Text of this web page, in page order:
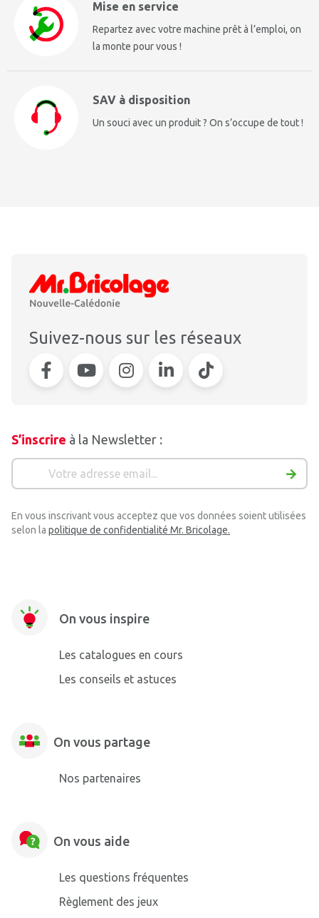
Mise en service
Repartez avec votre machine prêt à l’emploi, on
la monte pour vous !
SAV à disposition
Un souci avec un produit ? On s’occupe de tout !
Suivez-nous sur les réseaux
S’inscrire à la Newsletter :
En vous inscrivant vous acceptez que vos données soient utilisées
selon la politique de confidentialité Mr. Bricolage.
On vous inspire
Les catalogues en cours
Les conseils et astuces
On vous partage
Nos partenaires
On vous aide
Les questions fréquentes
Règlement des jeux